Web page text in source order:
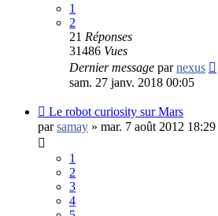
1
2
21 Réponses
31486 Vues
Dernier message parnexus
sam. 27 janv. 2018 00:05
Le robot curiosity sur Mars
parsamay » mar. 7 août 2012 18:29
1
2
3
4